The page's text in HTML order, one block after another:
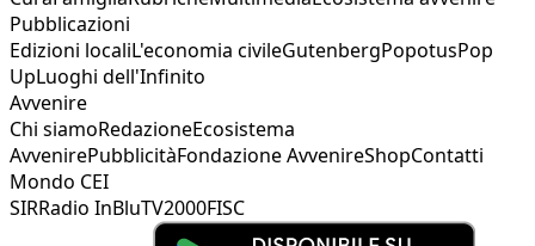
Pubblicazioni
Edizioni localiL'economia civileGutenbergPopotusPop
UpLuoghi dell'Infinito
Avvenire
Chi siamoRedazioneEcosistema
AvvenirePubblicitàFondazione AvvenireShopContatti
Mondo CEI
SIRRadio InBluTV2000FISC